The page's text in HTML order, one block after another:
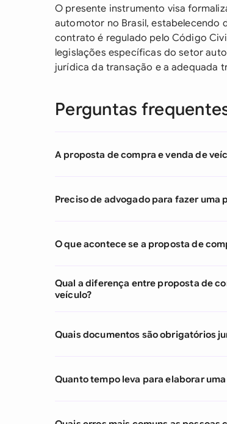
O presente instrumento visa
automotor no Brasil, estabelecendo
contrato é regulado pelo Código
legislações específicas do setor
jurídica da transação e a adequada
Perguntas
A proposta de compra e venda de
Preciso de advogado para fazer uma
O que acontece se a proposta de
Qual a diferença entre proposta de
veículo?
Quais documentos são obrigatórios
Quanto tempo leva para elaborar